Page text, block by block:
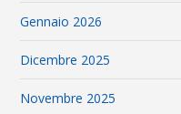
Gennaio 2026
Dicembre 2025
Novembre 2025